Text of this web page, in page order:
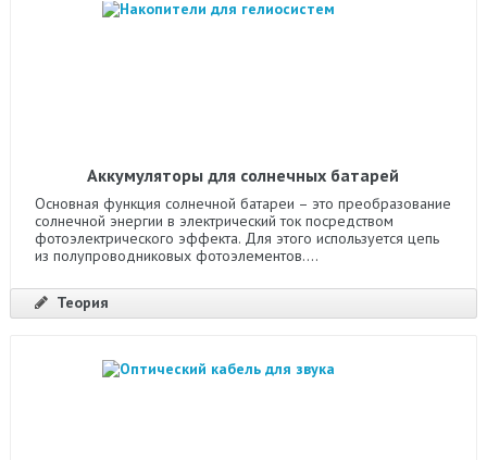
Аккумуляторы для солнечных батарей
Основная функция солнечной батареи – это преобразование
солнечной энергии в электрический ток посредством
фотоэлектрического эффекта. Для этого используется цепь
из полупроводниковых фотоэлементов....
Теория